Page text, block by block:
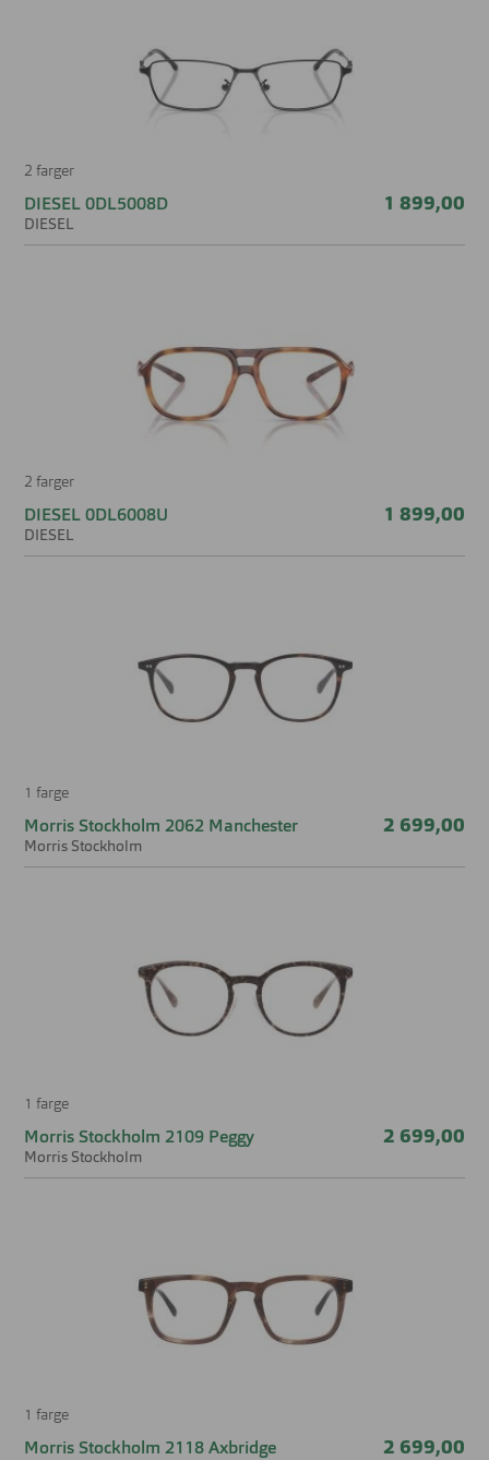
2 farger
DIESEL 0DL5008D
DIESEL
1 899,00
2 farger
DIESEL 0DL6008U
DIESEL
1 899,00
1 farge
Morris Stockholm 2062 Manchester
Morris Stockholm
2 699,00
1 farge
Morris Stockholm 2109 Peggy
Morris Stockholm
2 699,00
1 farge
Morris Stockholm 2118 Axbridge 2 699,00